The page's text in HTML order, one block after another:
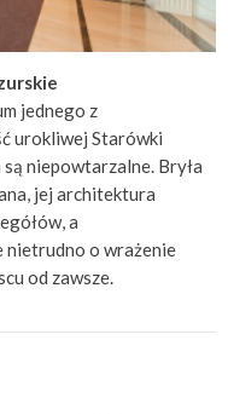
jednego z
urokliwej Starówki
niepowtarzalne. Bryła
jej architektura
a
nietrudno o wrażenie
od zawsze.